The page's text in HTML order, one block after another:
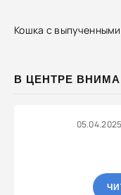
Кошка с
В ЦЕНТРЕ
05.04.2025